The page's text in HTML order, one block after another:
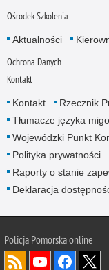
Ośrodek Szkolenia
Aktualności
Ochrona Danych
Kontakt
Kontakt Rzecznik
Tłumacze języka
Wojewódzki Punkt
Polityka prywatności
Raporty o stanie
Deklaracja
Policja Pomorska online